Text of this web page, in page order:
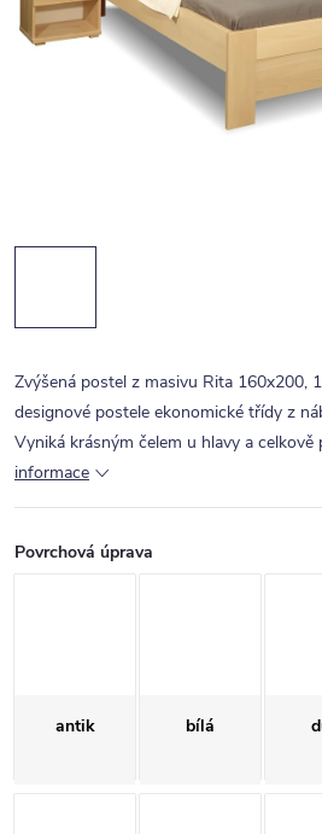
Zvýšená postel z masivu Rita 160x200,
designové postele ekonomické třídy z
Vyniká krásným čelem u hlavy a
informace
Povrchová úprava
antik bílá